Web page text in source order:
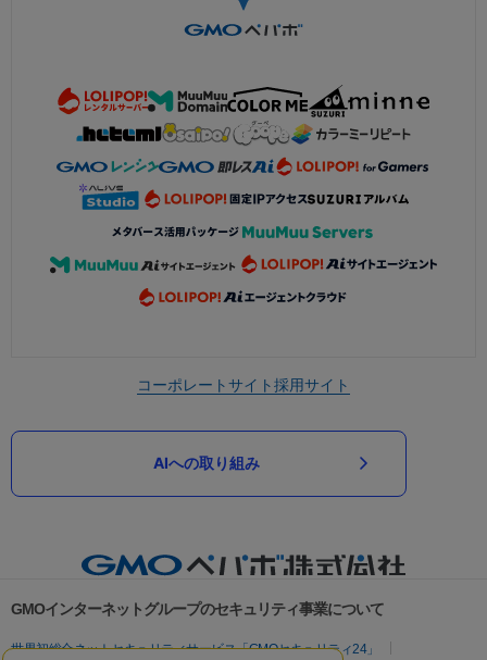
コーポレートサイト採用サイト
AIへの取り組み
GMOインターネットグループのセキュリティ事業について
世界初総合ネットセキュリティサービス「GMOセキュリティ24」